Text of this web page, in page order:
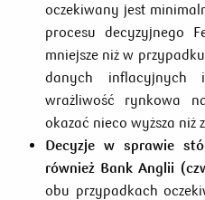
oczekiwany jest
procesu decyzyjnego
mniejsze niż w
danych
wrażliwość rynkowa
okazać nieco wyższa niż
Decyzje w sprawie
również Bank Anglii
obu przypadkach